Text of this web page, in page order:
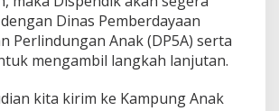
Dinas Pemberdayaan
Perlindungan Anak (DP5A) serta
mengambil langkah lanjutan.
kita kirim ke Kampung Anak